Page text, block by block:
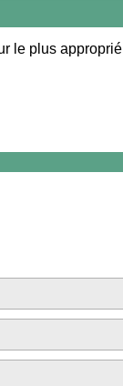
le plus approprié